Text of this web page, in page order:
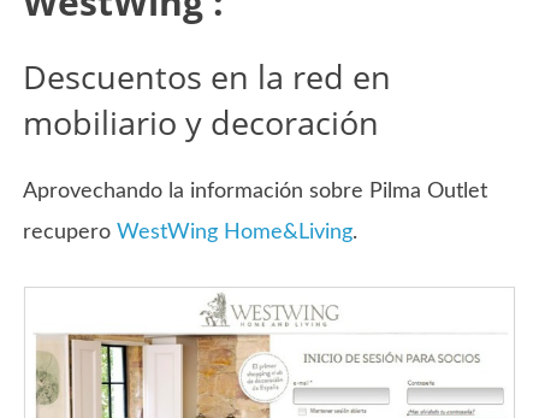
Descuentos en la red en
mobiliario y decoración
Aprovechando la información sobre Pilma Outlet
recuperoWestWing Home&Living.